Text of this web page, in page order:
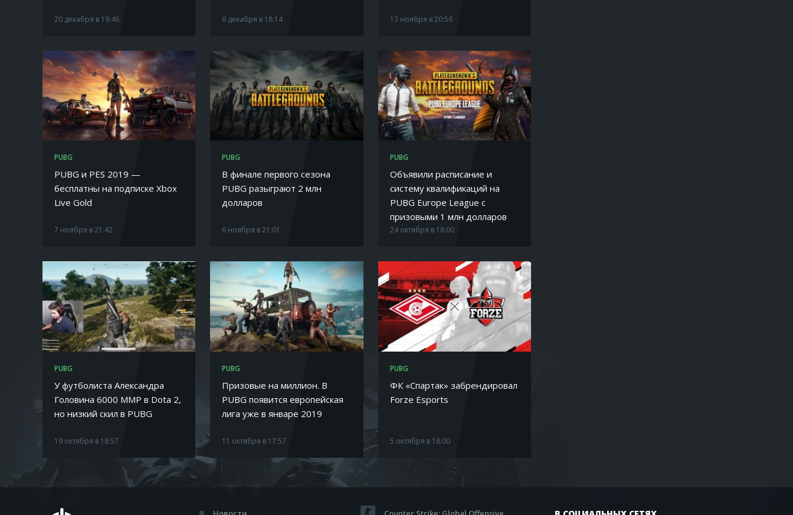
20 декабря в 19:46 6 декабря в 18:14 13 ноября в 20:56
PUBG
PUBG и PES 2019 —
бесплатны на подписке Xbox
Live Gold
7 ноября в 21:42
PUBG
В финале первого сезона
PUBG разыграют 2 млн
долларов
6 ноября в 21:01
PUBG
Объявили расписание и
систему квалификаций на
PUBG Europe League с
призовыми 1 млн долларов
24 октября в 18:00
PUBG
У футболиста Александра
Головина 6000 ММР в Dota 2,
но низкий скил в PUBG
19 октября в 18:57
PUBG
Призовые на миллион. В
PUBG появится европейская
лига уже в январе 2019
11 октября в 17:57
PUBG
ФК «Спартак» забрендировал
Forze Esports
5 октября в 18:00